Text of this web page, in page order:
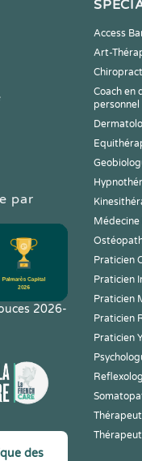
par
2026-
des
Access
Art-
Coach en
personnel
Médecine
Praticien
Praticien
Praticien
Praticien
Praticien